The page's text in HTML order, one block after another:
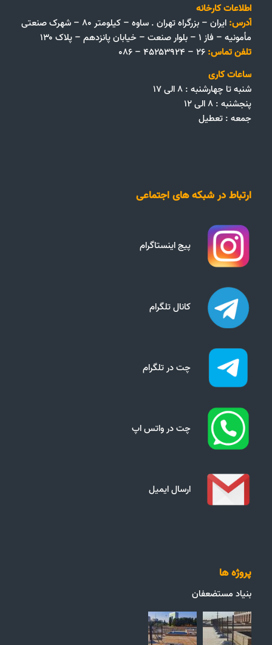
اطلاعات کارخانه
آدرس:
ایران – بزرگراه تهران . ساوه – کیلومتر ۸۰ – شهرک صنعتی
مأمونیه – فاز ۱ – بلوار صنعت – خیابان پانزدهم – پلاک ۱۳۰
تلفن تماس:
ساعات کاری
شنبه تا چهارشنبه : ۸ الی ۱۷
پنجشنبه : ۸ الی ۱۲
جمعه‌ :‌ تعطیل
ارتباط در شبکه های اجتماعی
پیج اینستاگرام
کانال تلگرام
چت در تلگرام
چت در واتس اپ
ارسال ایمیل
پروژه ها
بنیاد مستضعفان